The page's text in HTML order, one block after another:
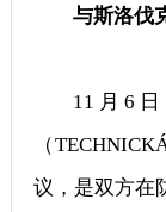
与斯洛伐
11月6日
（
议，是双方在